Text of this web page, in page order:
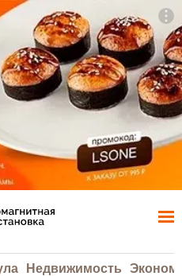
Недвижимость